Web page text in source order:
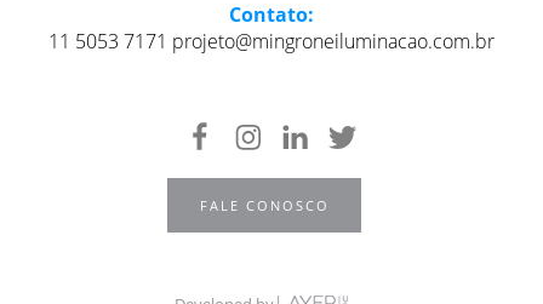
Contato:
11 5053 7171 projeto@mingroneiluminacao.com.br
FALE CONOSCO